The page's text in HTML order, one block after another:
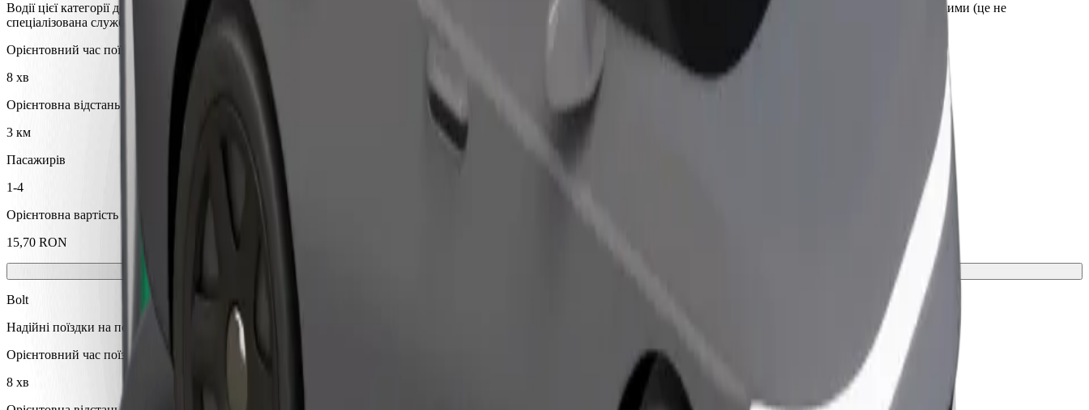
Водії цієї категорії допомагають людям похилого віку та з особливими потребами. Якщо маєш особливі побажання, повідом водія до посадки. Візки мають бути складеними (це не
спеціалізована служба для візків).
Орієнтовний час поїздки
8 хв
Орієнтовна відстань
3 км
Пасажирів
1-4
Орієнтовна вартість
15,70 RON
Bolt
Надійні поїздки на повсякденних авто середнього класу.
Орієнтовний час поїздки
8 хв